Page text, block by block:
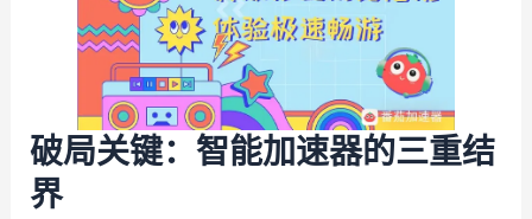
破局关键：智能加速器的三重结
界